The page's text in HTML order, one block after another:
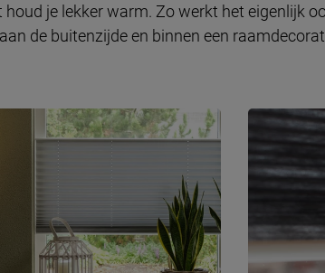
je lekker warm. Zo werkt het eigenlijk
de buitenzijde en binnen een